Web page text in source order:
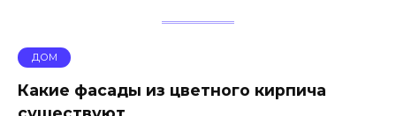
ДОМ
Какие фасады из цветного кирпича